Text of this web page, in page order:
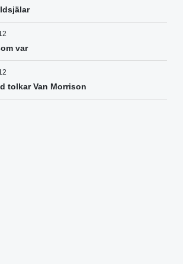
var
tolkar Van Morrison